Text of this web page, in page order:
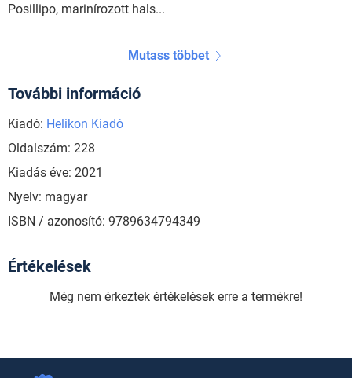
Posillipo, marinírozott hals...
Mutass többet
További információ
Kiadó: Helikon Kiadó
Oldalszám: 228
Kiadás éve: 2021
Nyelv: magyar
ISBN / azonosító: 9789634794349
Értékelések
Még nem érkeztek értékelések erre a termékre!